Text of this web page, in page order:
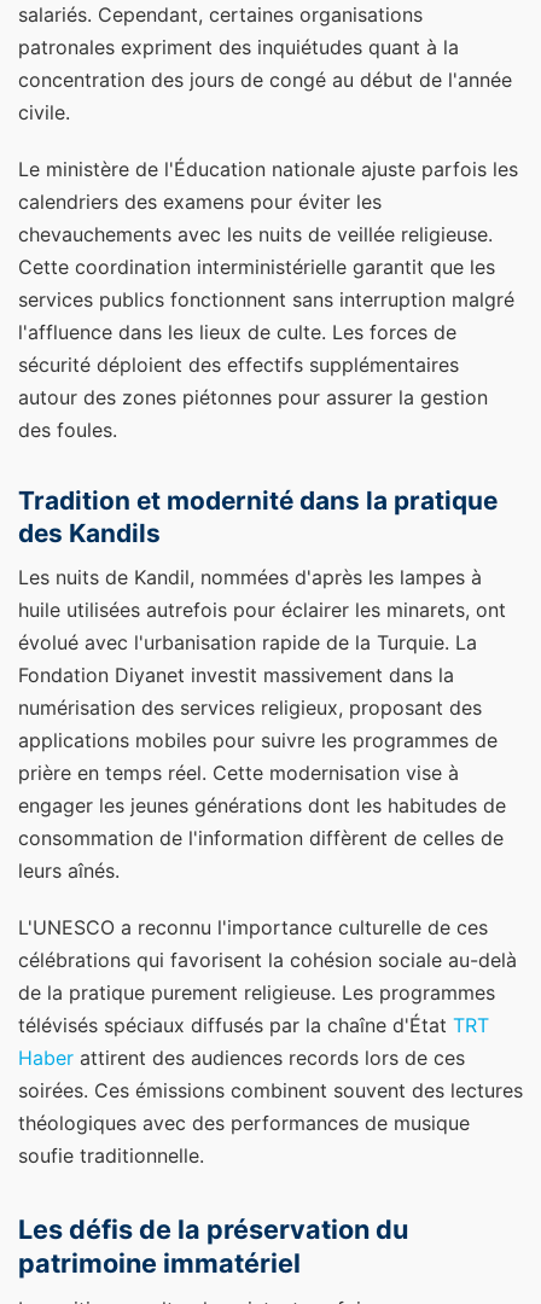
salariés. Cependant, certaines organisations
patronales expriment des inquiétudes quant à la
concentration des jours de congé au début de l'année
civile.
Le ministère de l'Éducation nationale ajuste parfois les
calendriers des examens pour éviter les
chevauchements avec les nuits de veillée religieuse.
Cette coordination interministérielle garantit que les
services publics fonctionnent sans interruption malgré
l'affluence dans les lieux de culte. Les forces de
sécurité déploient des effectifs supplémentaires
autour des zones piétonnes pour assurer la gestion
des foules.
Tradition et modernité dans la pratique
des Kandils
Les nuits de Kandil, nommées d'après les lampes à
huile utilisées autrefois pour éclairer les minarets, ont
évolué avec l'urbanisation rapide de la Turquie. La
Fondation Diyanet investit massivement dans la
numérisation des services religieux, proposant des
applications mobiles pour suivre les programmes de
prière en temps réel. Cette modernisation vise à
engager les jeunes générations dont les habitudes de
consommation de l'information diffèrent de celles de
leurs aînés.
L'UNESCO a reconnu l'importance culturelle de ces
célébrations qui favorisent la cohésion sociale au-delà
de la pratique purement religieuse. Les programmes
télévisés spéciaux diffusés par la chaîne d'État TRT
Haber attirent des audiences records lors de ces
soirées. Ces émissions combinent souvent des lectures
théologiques avec des performances de musique
soufie traditionnelle.
Les défis de la préservation du
patrimoine immatériel